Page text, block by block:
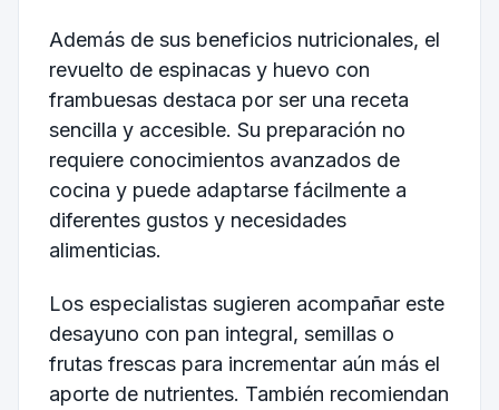
Además de sus beneficios nutricionales, el
revuelto de espinacas y huevo con
frambuesas destaca por ser una receta
sencilla y accesible. Su preparación no
requiere conocimientos avanzados de
cocina y puede adaptarse fácilmente a
diferentes gustos y necesidades
alimenticias.
Los especialistas sugieren acompañar este
desayuno con pan integral, semillas o
frutas frescas para incrementar aún más el
aporte de nutrientes. También recomiendan